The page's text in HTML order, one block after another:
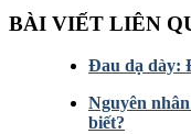
BÀI VIẾT LIÊN
Đau dạ dày:
Nguyên
biết?